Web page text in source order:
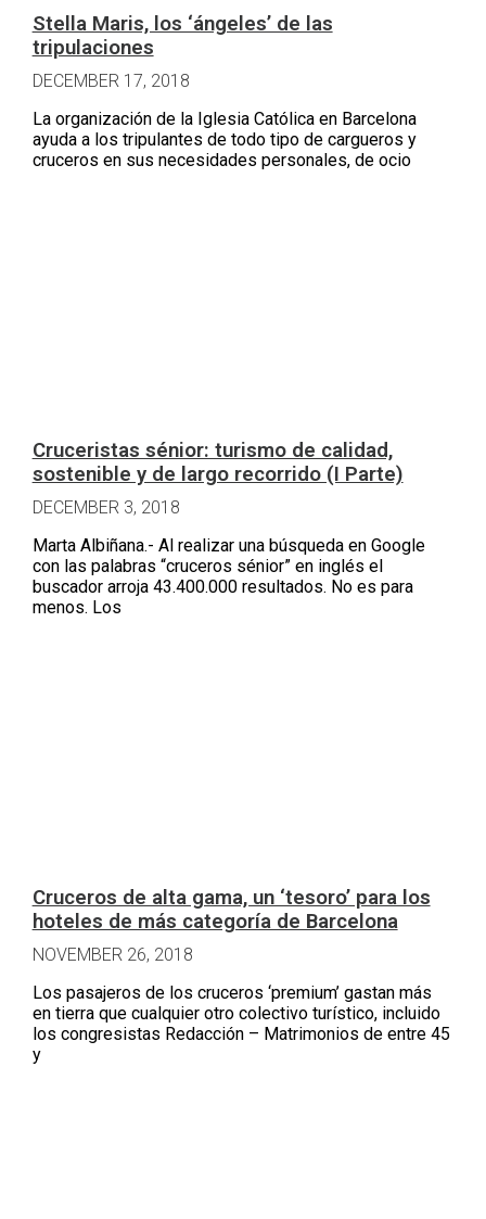
Stella Maris, los ‘ángeles’ de las
tripulaciones
DECEMBER 17, 2018
La organización de la Iglesia Católica en Barcelona
ayuda a los tripulantes de todo tipo de cargueros y
cruceros en sus necesidades personales, de ocio
Cruceristas sénior: turismo de calidad,
sostenible y de largo recorrido (I Parte)
DECEMBER 3, 2018
Marta Albiñana.- Al realizar una búsqueda en Google
con las palabras “cruceros sénior” en inglés el
buscador arroja 43.400.000 resultados. No es para
menos. Los
Cruceros de alta gama, un ‘tesoro’ para los
hoteles de más categoría de Barcelona
NOVEMBER 26, 2018
Los pasajeros de los cruceros ‘premium’ gastan más
en tierra que cualquier otro colectivo turístico, incluido
los congresistas Redacción – Matrimonios de entre 45
y